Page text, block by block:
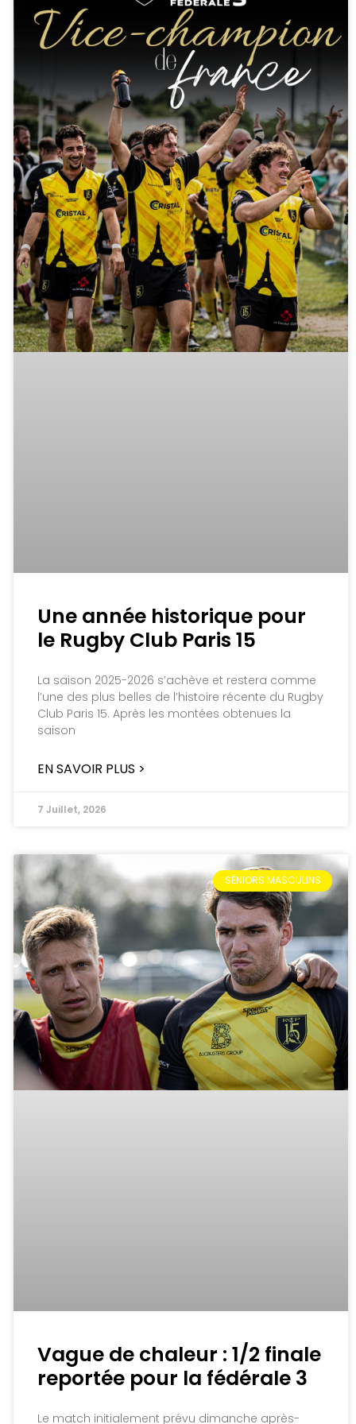
Une année historique pour
le Rugby Club Paris 15
La saison 2025-2026 s’achève et restera comme
l’une des plus belles de l’histoire récente du Rugby
Club Paris 15. Après les montées obtenues la
saison
EN SAVOIR PLUS >
7 Juillet, 2026
SÉNIORS MASCULINS
Vague de chaleur : 1/2 finale
reportée pour la fédérale 3
Le match initialement prévu dimanche après-